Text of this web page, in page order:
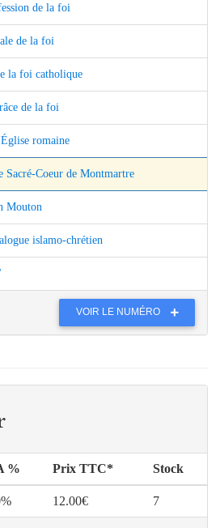
de la foi
de la foi
la foi catholique
de la foi
romaine
Sacré-Coeur de Montmartre
Mouton
islamo-chrétien
VOIR LE NUMÉRO
% Prix TTC* Stock
12.00€ 7